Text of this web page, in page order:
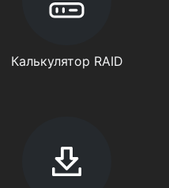
Калькулятор RAID